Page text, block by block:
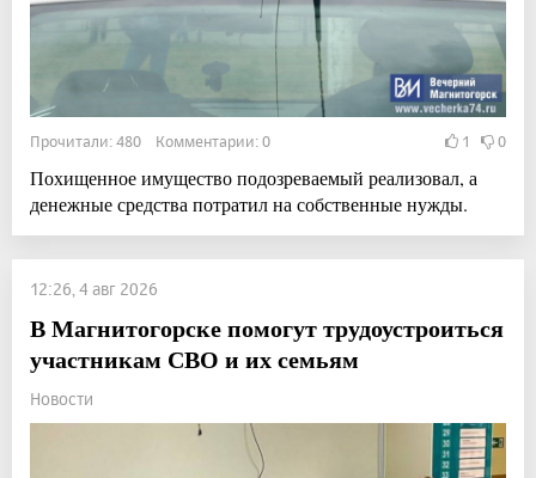
Прочитали: 480 Комментарии: 0 1 0
Похищенное имущество подозреваемый реализовал, а
денежные средства потратил на собственные нужды.
12:26, 4 авг 2026
В Магнитогорске помогут трудоустроиться
участникам СВО и их семьям
Новости